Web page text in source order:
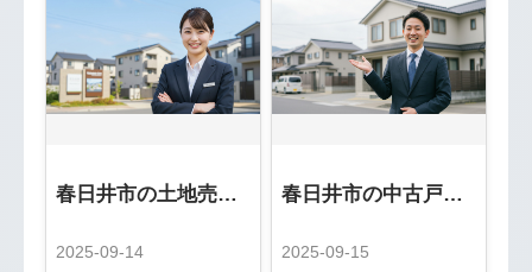
春日井市の土地売却、高値で売るためのエリア別ポイント
2025-09-14
春日井市の中古戸建売却完全ガイド｜人気エリアと高値売却の秘訣
2025-09-15